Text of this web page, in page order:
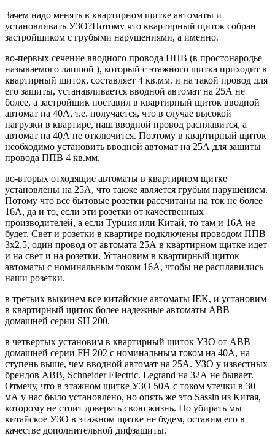
Зачем надо менять в квартирном щитке автоматы и
установливать УЗО?Потому что квартирный щиток собран
застройщиком с грубыми нарушениями, а именно.
во-первых сечение вводного провода ППВ (в простонародье
называемого лапшой ), который с этажного щитка приходит в
квартирный щиток, составляет 4 кв.мм. и на такой провод для
его защиты, устанавливается вводной автомат на 25А не
более, а застройщик поставил в квартирный щиток вводной
автомат на 40А, т.е. получается, что в случае высокой
нагрузки в квартире, наш вводной провод расплавится, а
автомат на 40А не отключится. Поэтому в квартирный щиток
необходимо установить вводной автомат на 25А для защиты
провода ППВ 4 кв.мм.
во-вторых отходящие автоматы в квартирном щитке
установлены на 25А, что также является грубым нарушением.
Потому что все бытовые розетки рассчитаны на ток не более
16А, да и то, если эти розетки от качественных
производителей, а если Турция или Китай, то там и 16А не
будет. Свет и розетки в квартире подключены проводом ППВ
3х2,5, один провод от автомата 25А в квартирном щитке идет
и на свет и на розетки. Установим в квартирный щиток
автоматы с номинальным током 16А, чтобы не расплавились
наши розетки.
в третьих выкинем все китайские автоматы IEK, и установим
в квартирный щиток более надежные автоматы ABB
домашней серии SH 200.
в четвертых установим в квартирный щиток УЗО от ABB
домашней серии FH 202 с номинальным током на 40А, на
ступень выше, чем вводной автомат на 25А. УЗО у известных
брендов ABB, Schneider Electric. Legrand на 32А не бывает.
Отмечу, что в этажном щитке УЗО 50А с током утечки в 30
мА у нас было установлено, но опять же это Sassin из Китая,
которому не стоит доверять свою жизнь. Но убирать мы
китайское УЗО в этажном щитке не будем, оставим его в
качестве дополнительной дифзащиты.